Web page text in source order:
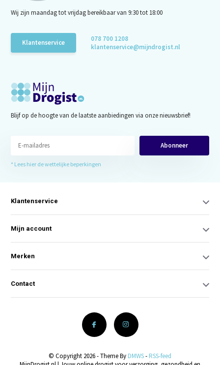
Wij zijn maandag tot vrijdag bereikbaar van 9:30 tot 18:00
Klantenservice
078 700 1208
klantenservice@mijndrogist.nl
Blijf op de hoogte van de laatste aanbiedingen via onze nieuwsbrief!
Abonneer
* Lees hier de wettelijke beperkingen
Klantenservice
Mijn account
Merken
Contact
© Copyright 2026 - Theme By DMWS- RSS-feed